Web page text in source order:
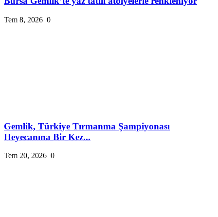
Tem 8, 2026 0
Gemlik, Türkiye Tırmanma Şampiyonası
Heyecanına Bir Kez...
Tem 20, 2026 0